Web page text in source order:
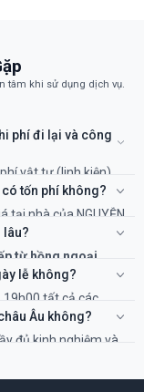
tâm khi sử dụng dịch vụ.
phí đi lại và công
vật tư (linh kiện)
ẩn nào khác.
tốn phí không?
tại nhà của NGUYỄN
đồng ý với phương
lâu?
từ hồng ngoại
thuộc vào hạng
cụ thể sẽ được ghi
lễ không?
19h00 tất cả các
ngày Lễ, Tết để đáp
Âu không?
đủ kinh nghiệm và